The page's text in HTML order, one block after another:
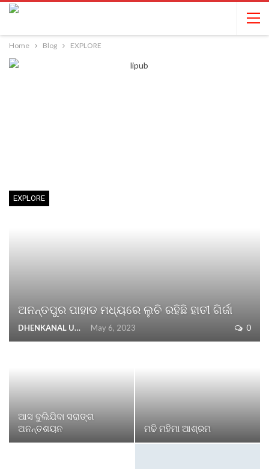
Home Blog EXPLORE
EXPLORE
ଅନନ୍ତପୁର ପାହାଡ ମଧ୍ୟରେ ଲୁଚି ରହିଛି ହାତୀ ଗିର୍ଜା
DHENKANAL UPDATE May 6, 2023 0
ଆସ ବୁଲିଯିବା ସରାଙ୍ଗ
ଅନନ୍ତଶୟନ
ମଢି ମହିମା ଆଶ୍ରମ